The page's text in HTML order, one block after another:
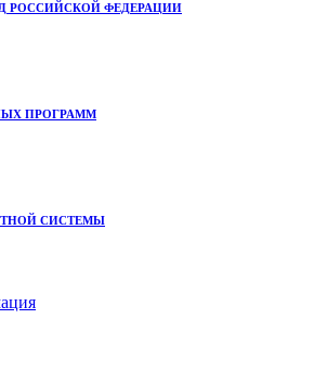
РОССИЙСКОЙ ФЕДЕРАЦИИ
ПРОГРАММ
СИСТЕМЫ